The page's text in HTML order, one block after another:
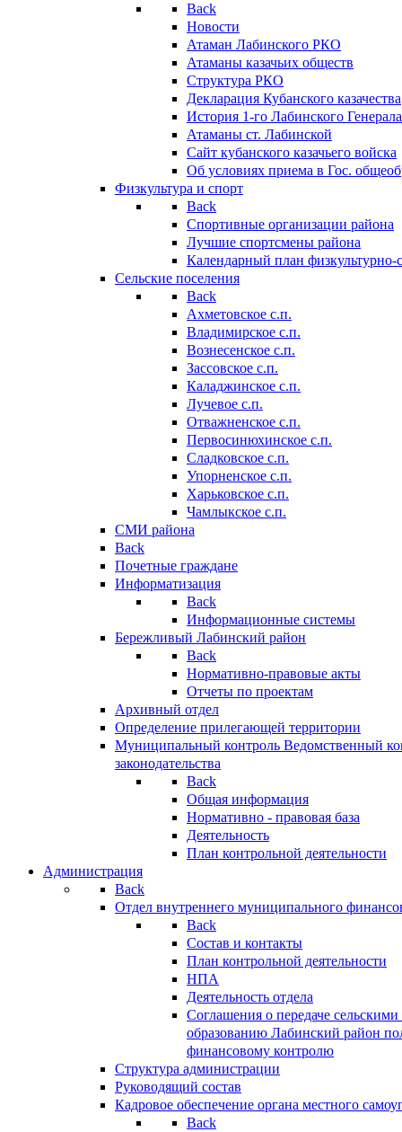
Back
Новости
Атаман Лабинского РКО
Атаманы казачьих обществ
Структура РКО
Декларация Кубанского казачества
История 1-го Лабинского
Атаманы ст. Лабинской
Cайт кубанского казачьего войска
Об условиях приема в Гос.
Физкультура и спорт
Back
Спортивные организации района
Лучшие спортсмены района
Календарный план
Сельские поселения
Back
Ахметовское с.п.
Владимирское с.п.
Вознесенское с.п.
Зассовское с.п.
Каладжинское с.п.
Лучевое с.п.
Отважненское с.п.
Первосинюхинское с.п.
Сладковское с.п.
Упорненское с.п.
Харьковское с.п.
Чамлыкское с.п.
СМИ района
Back
Почетные граждане
Информатизация
Back
Информационные системы
Бережливый Лабинский район
Back
Нормативно-правовые акты
Отчеты по проектам
Архивный отдел
Определение прилегающей территории
Муниципальный контроль Ведомственный
законодательства
Back
Общая информация
Нормативно - правовая база
Деятельность
План контрольной деятельности
Администрация
Back
Отдел внутреннего муниципального
Back
Состав и контакты
План контрольной деятельности
НПА
Деятельность отдела
Соглашения о передаче
образованию Лабинский район
финансовому контролю
Структура администрации
Руководящий состав
Кадровое обеспечение органа местного
Back